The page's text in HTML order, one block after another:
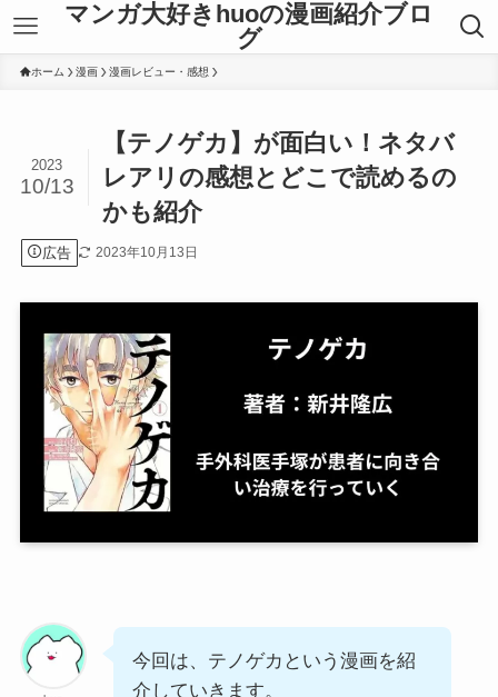
マンガ大好きhuoの漫画紹介ブロ
グ
ホーム 漫画 漫画レビュー・感想
【テノゲカ】が面白い！ネタバ
レアリの感想とどこで読めるの
かも紹介
2023
10/13
広告 2023年10月13日
今回は、テノゲカという漫画を紹
介していきます。